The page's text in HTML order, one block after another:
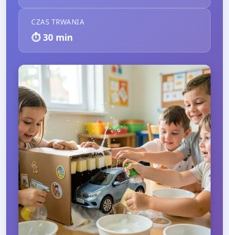
CZAS TRWANIA
⏱️30 min